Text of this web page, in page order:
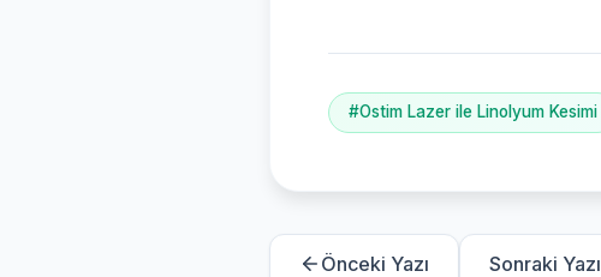
#Ostim Lazer ile Linolyum Kesimi
Önceki Yazı Sonraki Yazı